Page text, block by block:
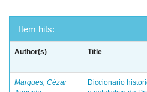
Item hits:
Author(s) Title
Marques, Cézar
Diccionario